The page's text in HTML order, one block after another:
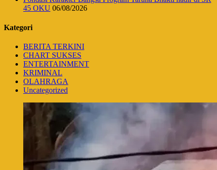
45 OKU 06/08/2026
Kategori
BERITA TERKINI
CHART SUKSES
ENTERTAINMENT
KRIMINAL
OLAHRAGA
Uncategorized